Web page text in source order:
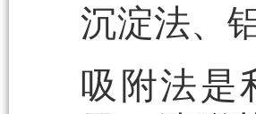
沉淀法、
吸附法是